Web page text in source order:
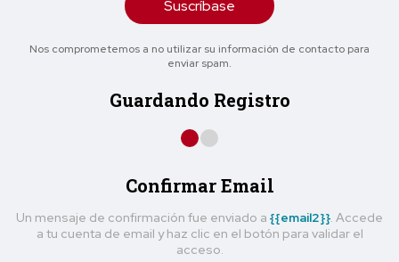
Suscríbase
Nos comprometemos a no utilizar su información de contacto para
enviar spam.
Guardando Registro
Confirmar Email
Un mensaje de confirmación fue enviado a {{email2}}. Accede
a tu cuenta de email y haz clic en el botón para validar el
acceso.